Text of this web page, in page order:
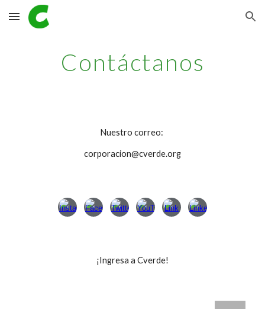
Skip to main content Skip to navigation
Contáctanos
Nuestro correo:
corporacion@cverde.org
¡Ingresa a Cverde!